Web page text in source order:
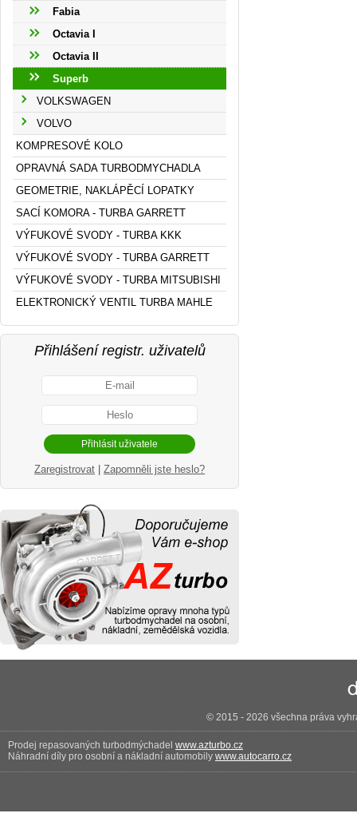
Fabia
Octavia I
Octavia II
Superb
VOLKSWAGEN
VOLVO
KOMPRESOVÉ KOLO
OPRAVNÁ SADA TURBODMYCHADLA
GEOMETRIE, NAKLÁPĚCÍ LOPATKY
SACÍ KOMORA - TURBA GARRETT
VÝFUKOVÉ SVODY - TURBA KKK
VÝFUKOVÉ SVODY - TURBA GARRETT
VÝFUKOVÉ SVODY - TURBA MITSUBISHI
ELEKTRONICKÝ VENTIL TURBA MAHLE
Přihlášení registr. uživatelů
Zaregistrovat Zapomněli jste heslo?
© 2015 - 2026 všechna práva
Prodej repasovaných turbodmýchadel www.azturbo.cz
Náhradní díly pro osobní a nákladní automobily www.autocarro.cz